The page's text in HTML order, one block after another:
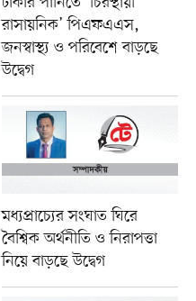
রাসায়নিক’ পিএফএএস,
জনস্বাস্থ্য ও পরিবেশে বাড়ছে
উদ্বেগ
মধ্যপ্রাচ্যের সংঘাত ঘিরে
বৈশ্বিক অর্থনীতি ও নিরাপত্তা
নিয়ে বাড়ছে উদ্বেগ